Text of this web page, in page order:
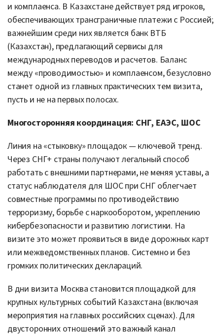
и комплаенса. В Казахстане действует ряд игроков,
обеспечивающих трансграничные платежи с Россией;
важнейшим среди них является банк ВТБ
(Казахстан), предлагающий сервисы для
международных переводов и расчетов. Баланс
между «проводимостью» и комплаенсом, безусловно
станет одной из главных практических тем визита,
пусть и не на первых полосах.
Многосторонняя координация: СНГ, ЕАЭС, ШОС
Линия на «стыковку» площадок — ключевой тренд.
Через СНГ+ страны получают легальный способ
работать с внешними партнерами, не меняя уставы, а
статус наблюдателя для ШОС при СНГ облегчает
совместные программы по противодействию
терроризму, борьбе с наркооборотом, укреплению
кибербезопасности и развитию логистики. На
визите это может проявиться в виде дорожных карт
или межведомственных планов. Системно и без
громких политических деклараций.
В дни визита Москва становится площадкой для
крупных культурных событий Казахстана (включая
мероприятия на главных российских сценах). Для
двусторонних отношений это важный канал